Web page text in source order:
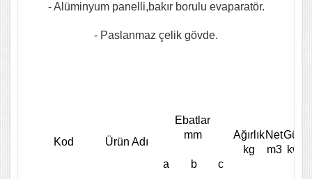
- Alüminyum panelli,bakır borulu evaparatör.
- Paslanmaz çelik gövde.
Kod Ürün Adı
Ebatlar
mm
Ağırlık
kg
Net
m3
Güç
kw
a b c